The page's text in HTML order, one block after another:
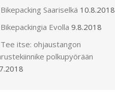
Bikepacking Saariselkä 10.8.2018
Bikepackingia Evolla 9.8.2018
Tee itse: ohjaustangon
polkupyörään